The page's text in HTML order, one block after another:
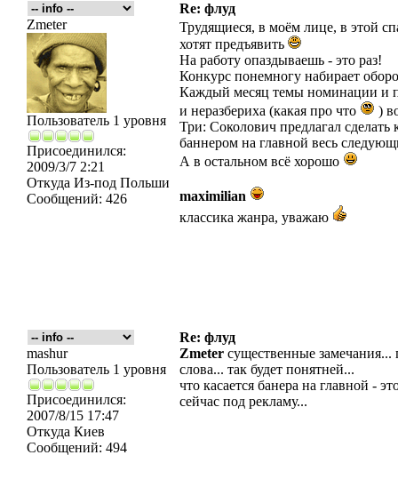
Re: флуд
Zmeter
Пользователь 1 уровня
Присоединился:
2009/3/7 2:21
Откуда Из-под Польши
Сообщений: 426
Трудящиеся, в моём лице, в этой
хотят предъявить
На работу опаздываешь - это раз!
Конкурс понемногу набирает
Каждый месяц темы номинации и
и неразбериха (какая про что
)
Три: Соколович предлагал
баннером на главной весь
А в остальном всё хорошо
maximilian
классика жанра, уважаю
Re: флуд
mashur
Пользователь 1 уровня
Присоединился:
2007/8/15 17:47
Откуда Киев
Сообщений: 494
Zmeter существенные замечания...
слова... так будет понятней...
что касается банера на главной -
сейчас под рекламу...